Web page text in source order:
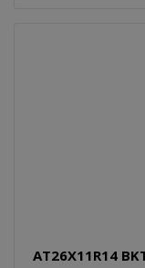
AT26X11R14